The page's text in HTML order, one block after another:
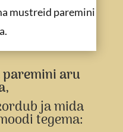
mustreid paremini
aru
ja mida
tegema: